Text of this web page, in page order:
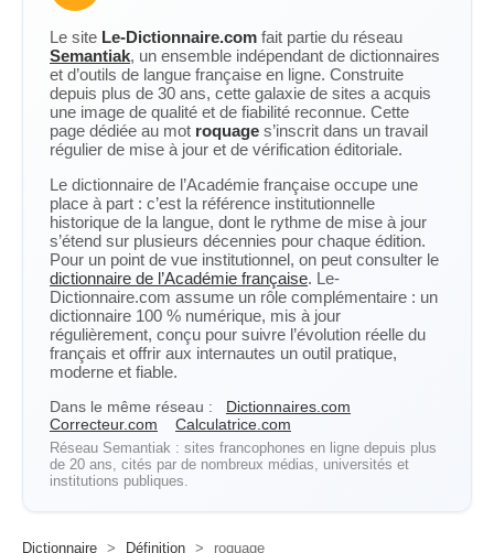
Le site Le-Dictionnaire.com fait partie du réseau
Semantiak, un ensemble indépendant de dictionnaires
et d’outils de langue française en ligne. Construite
depuis plus de 30 ans, cette galaxie de sites a acquis
une image de qualité et de fiabilité reconnue. Cette
page dédiée au mot roquage s’inscrit dans un travail
régulier de mise à jour et de vérification éditoriale.
Le dictionnaire de l’Académie française occupe une
place à part : c’est la référence institutionnelle
historique de la langue, dont le rythme de mise à jour
s’étend sur plusieurs décennies pour chaque édition.
Pour un point de vue institutionnel, on peut consulter le
dictionnaire de l’Académie française. Le-
Dictionnaire.com assume un rôle complémentaire : un
dictionnaire 100 % numérique, mis à jour
régulièrement, conçu pour suivre l’évolution réelle du
français et offrir aux internautes un outil pratique,
moderne et fiable.
Dans le même réseau :
Dictionnaires.com
Correcteur.com
Calculatrice.com
Réseau Semantiak : sites francophones en ligne depuis plus
de 20 ans, cités par de nombreux médias, universités et
institutions publiques.
Dictionnaire > Définition > roquage